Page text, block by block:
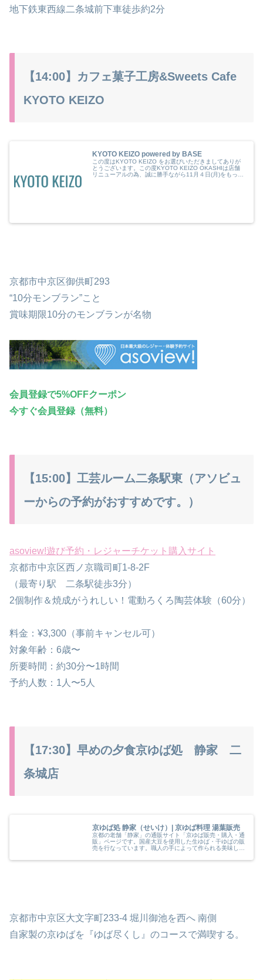
地下鉄東西線二条城前下車徒歩約2分
【14:00】カフェ菓子工房&Sweets Cafe
KYOTO KEIZO
KYOTO KEIZO powered by BASE
この度はKYOTO KEIZO をお選びいただきましてありが
とうございます。この度KYOTO KEIZO OKASHIは店舗
リニューアルの為、誠に勝手ながら11月４日(月)をもって
京都市中京区御供町293
“10分モンブラン”こと
賞味期限10分のモンブランが名物
会員登録で5%OFFクーポン
今すぐ会員登録（無料）
【15:00】工芸ルーム二条駅東（アソビュ
ーからの予約がおすすめです。）
asoview!遊び予約・レジャーチケット購入サイト
京都市中京区西ノ京職司町1-8-2F
（最寄り駅 二条駅徒歩3分）
2個制作＆焼成がうれしい！電動ろくろ陶芸体験（60分）
料金：¥3,300（事前キャンセル可）
対象年齢：6歳〜
所要時間：約30分〜1時間
予約人数：1人〜5人
【17:30】早めの夕食京ゆば処 静家 二
条城店
京ゆば処 静家（せいけ）| 京ゆば料理 湯葉販売
京都の老舗「静家」の通販サイト「京ゆば販売・購入・通
販」ページです。国産大豆を使用した生ゆば・干ゆばの販
売を行なっています。職人の手によって作られる美味しい
京都市中京区大文字町233-4 堀川御池を西へ 南側
自家製の京ゆばを『ゆば尽くし』のコースで満喫する。